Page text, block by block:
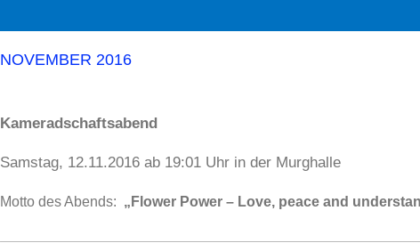
NOVEMBER 2016
Kameradschaftsabend
Samstag, 12.11.2016 ab 19:01 Uhr in der Murghalle
Motto des Abends: „Flower Power – Love, peace and